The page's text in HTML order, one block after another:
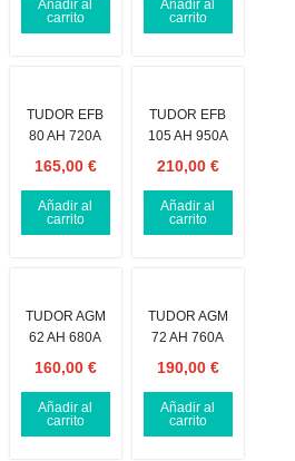
Añadir al
carrito
Añadir al
carrito
TUDOR EFB
80 AH 720A
165,00 €
Añadir al
carrito
TUDOR EFB
105 AH 950A
210,00 €
Añadir al
carrito
TUDOR AGM
62 AH 680A
160,00 €
Añadir al
carrito
TUDOR AGM
72 AH 760A
190,00 €
Añadir al
carrito